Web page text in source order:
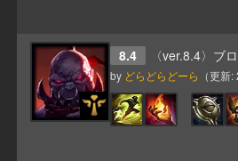
8.4 〈ver.8.4〉ブロ
by どらどらどーら （更新: